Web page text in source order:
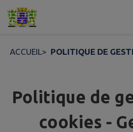
Contenu
ACCUEIL> POLITIQUE DE
Politique de
cookies -